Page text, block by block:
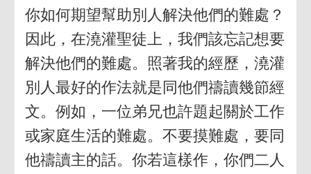
你如何期望幫助別人解決他們的難處？
因此，在澆灌聖徒上，我們該忘記想要
解決他們的難處。照著我的經歷，澆灌
別人最好的作法就是同他們禱讀幾節經
文。例如，一位弟兄也許題起關於工作
或家庭生活的難處。不要摸難處，要同
他禱讀主的話。你若這樣作，你們二人